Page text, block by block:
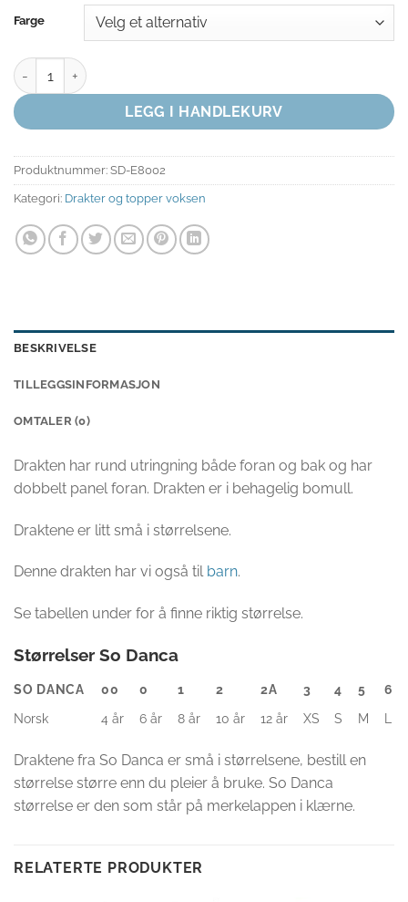
Farge
KORTERMET DRAKT antall
LEGG I HANDLEKURV
Produktnummer: SD-E8002
Kategori: Drakter og topper voksen
BESKRIVELSE
TILLEGGSINFORMASJON
OMTALER (0)
Drakten har rund utringning både foran og bak og har
dobbelt panel foran. Drakten er i behagelig bomull.
Draktene er litt små i størrelsene.
Denne drakten har vi også til barn.
Se tabellen under for å finne riktig størrelse.
Størrelser So Danca
SO DANCA 00 0 1 2 2A 3 4 5
6
Norsk
4 år 6 år 8 år 10 år 12 år XS S M L
Draktene fra So Danca er små i størrelsene, bestill en
størrelse større enn du pleier å bruke. So Danca
størrelse er den som står på merkelappen i klærne.
RELATERTE PRODUKTER